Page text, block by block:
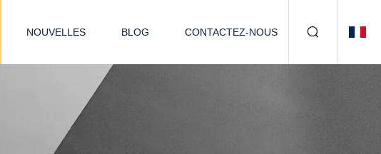
NOUVELLES BLOG CONTACTEZ-NOUS